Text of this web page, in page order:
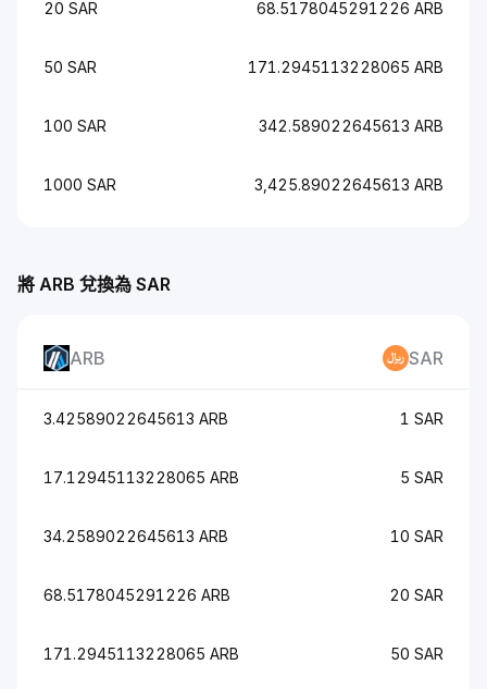
將 ARB 兌換為 SAR
ARB SAR
3.42589022645613 ARB 1 SAR
17.12945113228065 ARB 5 SAR
34.2589022645613 ARB 10 SAR
68.5178045291226 ARB 20 SAR
171.2945113228065 ARB 50 SAR
20 SAR 68.5178045291226 ARB
50 SAR 171.2945113228065 ARB
100 SAR 342.589022645613 ARB
1000 SAR 3,425.89022645613 ARB